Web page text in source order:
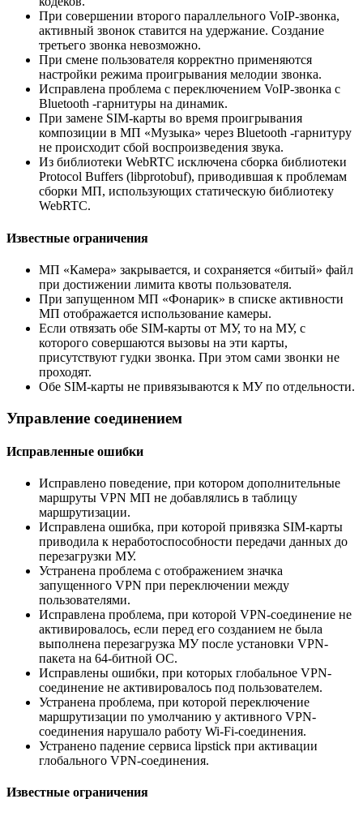
При совершении второго параллельного VoIP-звонка,
активный звонок ставится на удержание. Создание
третьего звонка невозможно.
При смене пользователя корректно применяются
настройки режима проигрывания мелодии звонка.
Исправлена проблема с переключением VoIP-звонка с
Bluetooth -гарнитуры на динамик.
При замене SIM-карты во время проигрывания
композиции в МП «Музыка» через Bluetooth -гарнитуру
не происходит сбой воспроизведения звука.
Из библиотеки WebRTC исключена сборка библиотеки
Protocol Buffers (libprotobuf), приводившая к проблемам
сборки МП, использующих статическую библиотеку
WebRTC.
Известные ограничения
МП «Камера» закрывается, и сохраняется «битый» файл
при достижении лимита квоты пользователя.
При запущенном МП «Фонарик» в списке активности
МП отображается использование камеры.
Если отвязать обе SIM-карты от МУ, то на МУ, с
которого совершаются вызовы на эти карты,
присутствуют гудки звонка. При этом сами звонки не
проходят.
Обе SIM-карты не привязываются к МУ по отдельности.
Управление соединением
Исправленные ошибки
Исправлено поведение, при котором дополнительные
маршруты VPN МП не добавлялись в таблицу
маршрутизации.
Исправлена ошибка, при которой привязка SIM-карты
приводила к неработоспособности передачи данных до
перезагрузки МУ.
Устранена проблема с отображением значка
запущенного VPN при переключении между
пользователями.
Исправлена проблема, при которой VPN-соединение не
активировалось, если перед его созданием не была
выполнена перезагрузка МУ после установки VPN-
пакета на 64-битной ОС.
Исправлены ошибки, при которых глобальное VPN-
соединение не активировалось под пользователем.
Устранена проблема, при которой переключение
маршрутизации по умолчанию у активного VPN-
соединения нарушало работу Wi-Fi-соединения.
Устранено падение сервиса lipstick при активации
глобального VPN-соединения.
Известные ограничения